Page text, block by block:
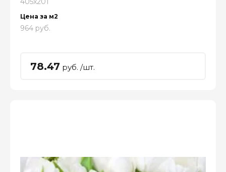
Цена за м2
964 руб.
78.47 руб. /шт.